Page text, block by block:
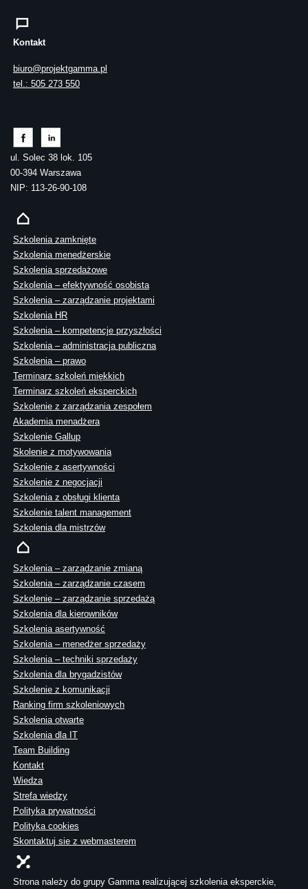
Kontakt
biuro@projektgamma.pl
tel.: 505 273 550
ul. Solec 38 lok. 105
00-394 Warszawa
NIP: 113-26-90-108
Szkolenia zamknięte
Szkolenia menedżerskie
Szkolenia sprzedażowe
Szkolenia – efektywność osobista
Szkolenia – zarządzanie projektami
Szkolenia HR
Szkolenia – kompetencje przyszłości
Szkolenia – administracja publiczna
Szkolenia – prawo
Terminarz szkoleń miękkich
Terminarz szkoleń eksperckich
Szkolenie z zarządzania zespołem
Akademia menadżera
Szkolenie Gallup
Skolenie z motywowania
Szkolenie z asertywności
Szkolenie z negocjacji
Szkolenia z obsługi klienta
Szkolenie talent management
Szkolenia dla mistrzów
Szkolenia – zarządzanie zmianą
Szkolenia – zarządzanie czasem
Szkolenie – zarządzanie sprzedażą
Szkolenia dla kierowników
Szkolenia asertywność
Szkolenia – menedżer sprzedaży
Szkolenia – techniki sprzedaży
Szkolenia dla brygadzistów
Szkolenie z komunikacji
Ranking firm szkoleniowych
Szkolenia otwarte
Szkolenia dla IT
Team Building
Kontakt
Wiedza
Strefa wiedzy
Polityka prywatności
Polityka cookies
Skontaktuj sie z webmasterem
Strona należy do grupy Gamma realizującej szkolenia eksperckie,